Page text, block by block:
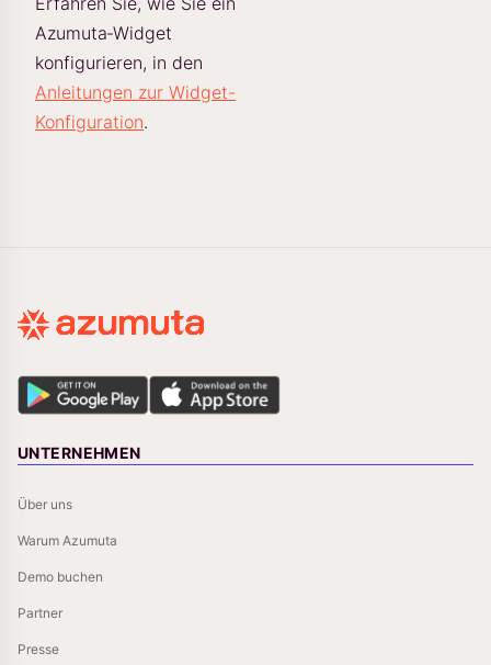
Azumuta‑Widget
konfigurieren, in den
Anleitungen zur Widget-
Konfiguration.
UNTERNEHMEN
Über uns
Warum Azumuta
Demo buchen
Partner
Presse